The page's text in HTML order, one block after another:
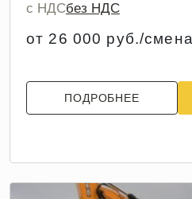
с НДСбез НДС
от 26 000 руб./смена
ПОДРОБНЕЕ